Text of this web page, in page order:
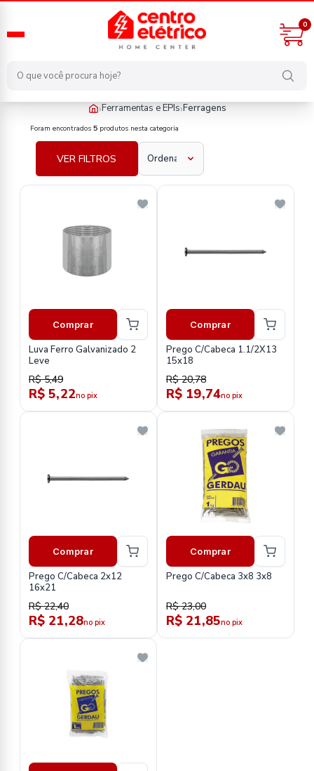
0
›Ferramentas e EPIs›Ferragens
ferramentas-e-epis/ferragens
Foram encontrados 5 produtos nesta categoria
VER FILTROS
Comprar
Luva Ferro Galvanizado 2
Leve
R$ 5,49
R$ 5,22no pix
Comprar
Prego C/Cabeca 1.1/2X13
15x18
R$ 20,78
R$ 19,74no pix
Comprar
Prego C/Cabeca 2x12
16x21
R$ 22,40
R$ 21,28no pix
Comprar
Prego C/Cabeca 3x8 3x8
R$ 23,00
R$ 21,85no pix